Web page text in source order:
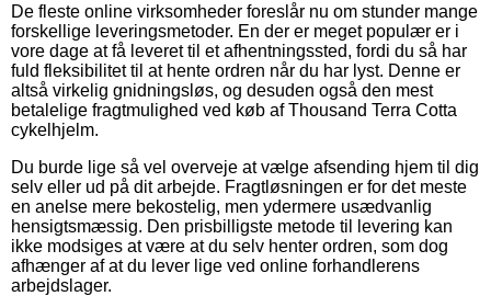
De fleste online virksomheder foreslår nu om stunder mange
forskellige leveringsmetoder. En der er meget populær er i
vore dage at få leveret til et afhentningssted, fordi du så har
fuld fleksibilitet til at hente ordren når du har lyst. Denne er
altså virkelig gnidningsløs, og desuden også den mest
betalelige fragtmulighed ved køb af Thousand Terra Cotta
cykelhjelm.
Du burde lige så vel overveje at vælge afsending hjem til dig
selv eller ud på dit arbejde. Fragtløsningen er for det meste
en anelse mere bekostelig, men ydermere usædvanlig
hensigtsmæssig. Den prisbilligste metode til levering kan
ikke modsiges at være at du selv henter ordren, som dog
afhænger af at du lever lige ved online forhandlerens
arbejdslager.